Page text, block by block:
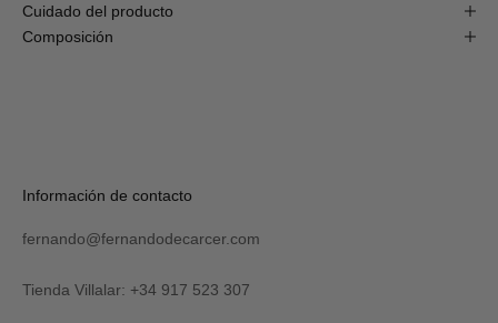
Cuidado del producto
Composición
R
I
I
M
E
tu
al
y
Información de contacto
fernando@fernandodecarcer.com
Tienda Villalar: +34 917 523 307